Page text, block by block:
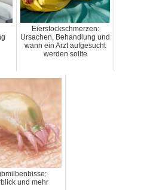
Eierstockschmerzen:
Ursachen, Behandlung und
wann ein Arzt aufgesucht
werden sollte
und mehr